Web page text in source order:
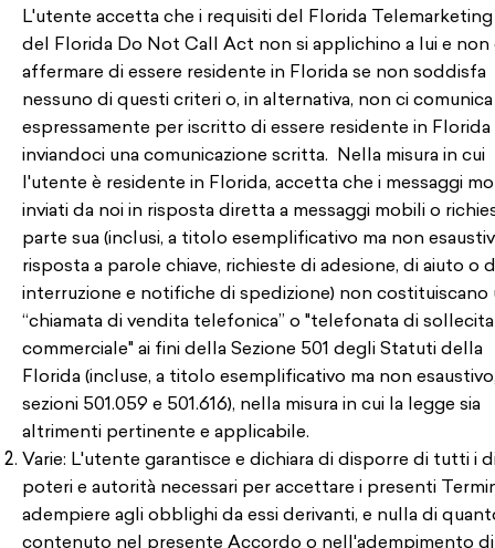
L'utente accetta che i requisiti del Florida
del Florida Do Not Call Act non si applichino a lui e non
affermare di essere residente in Florida se non soddisfa
nessuno di questi criteri o, in alternativa, non ci comunica
espressamente per iscritto di essere residente in Florida
inviandoci una comunicazione scritta. Nella misura in cui
l'utente è residente in Florida, accetta che i messaggi
inviati da noi in risposta diretta a messaggi mobili o
parte sua (inclusi, a titolo esemplificativo ma non
risposta a parole chiave, richieste di adesione, di aiuto o
interruzione e notifiche di spedizione) non costituiscano
“chiamata di vendita telefonica” o "telefonata di
commerciale" ai fini della Sezione 501 degli Statuti della
Florida (incluse, a titolo esemplificativo ma non
sezioni 501.059 e 501.616), nella misura in cui la legge sia
altrimenti pertinente e applicabile.
Varie: L'utente garantisce e dichiara di disporre di tutti i
poteri e autorità necessari per accettare i presenti
adempiere agli obblighi da essi derivanti, e nulla di
contenuto nel presente Accordo o nell'adempimento